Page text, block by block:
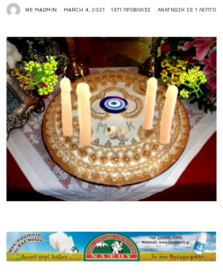
ΜΕ MADMIN MARCH 4, 2021 1371 ΠΡΟΒΟΛΈΣ ΑΝΆΓΝΩΣΗ ΣΕ 1 ΛΕΠΤΌ